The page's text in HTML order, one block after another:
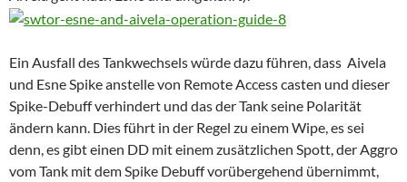
Ein Ausfall des Tankwechsels würde dazu führen, dass Aivela
und Esne Spike anstelle von Remote Access casten und dieser
Spike-Debuff verhindert und das der Tank seine Polarität
ändern kann. Dies führt in der Regel zu einem Wipe, es sei
denn, es gibt einen DD mit einem zusätzlichen Spott, der Aggro
vom Tank mit dem Spike Debuff vorübergehend übernimmt,